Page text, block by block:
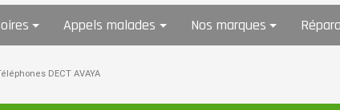
Appels malades Nos marques
DECT AVAYA